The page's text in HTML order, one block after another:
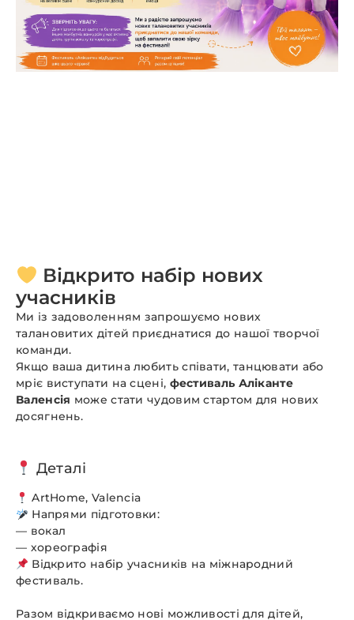
Відкрито набір нових
учасників
Ми із задоволенням запрошуємо нових
талановитих дітей приєднатися до нашої творчої
команди.
Якщо ваша дитина любить співати, танцювати або
мріє виступати на сцені, фестиваль Аліканте
Валенсія може стати чудовим стартом для нових
досягнень.
Деталі
ArtHome, Valencia
Напрями підготовки:
— вокал
— хореографія
Відкрито набір учасників на міжнародний
фестиваль.
Разом відкриваємо нові можливості для дітей,